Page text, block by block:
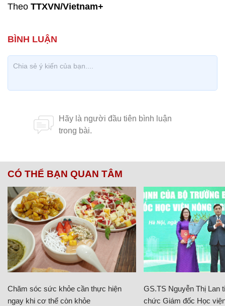
Theo TTXVN/Vietnam+
CÓ THỂ BẠN QUAN TÂM
Chăm sóc sức khỏe cần thực hiện
ngay khi cơ thể còn khỏe
GS.TS Nguyễn Thị Lan
chức Giám đốc Học